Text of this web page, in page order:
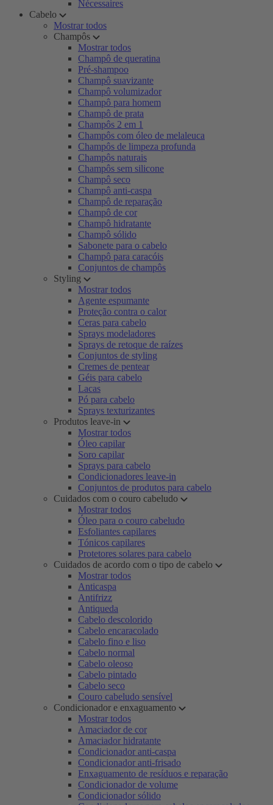
Nécessaires
Cabelo
Mostrar todos
Champôs
Mostrar todos
Champô de queratina
Pré-shampoo
Champô suavizante
Champô volumizador
Champô para homem
Champô de prata
Champôs 2 em 1
Champôs com óleo de melaleuca
Champôs de limpeza profunda
Champôs naturais
Champôs sem silicone
Champô seco
Champô anti-caspa
Champô de reparação
Champô de cor
Champô hidratante
Champô sólido
Sabonete para o cabelo
Champô para caracóis
Conjuntos de champôs
Styling
Mostrar todos
Agente espumante
Proteção contra o calor
Ceras para cabelo
Sprays modeladores
Sprays de retoque de raízes
Conjuntos de styling
Cremes de pentear
Géis para cabelo
Lacas
Pó para cabelo
Sprays texturizantes
Produtos leave-in
Mostrar todos
Óleo capilar
Soro capilar
Sprays para cabelo
Condicionadores leave-in
Conjuntos de produtos para cabelo
Cuidados com o couro cabeludo
Mostrar todos
Óleo para o couro cabeludo
Esfoliantes capilares
Tónicos capilares
Protetores solares para cabelo
Cuidados de acordo com o tipo de cabelo
Mostrar todos
Anticaspa
Antifrizz
Antiqueda
Cabelo descolorido
Cabelo encaracolado
Cabelo fino e liso
Cabelo normal
Cabelo oleoso
Cabelo pintado
Cabelo seco
Couro cabeludo sensível
Condicionador e enxaguamento
Mostrar todos
Amaciador de cor
Amaciador hidratante
Condicionador anti-caspa
Condicionador anti-frisado
Enxaguamento de resíduos e reparação
Condicionador de volume
Condicionador sólido